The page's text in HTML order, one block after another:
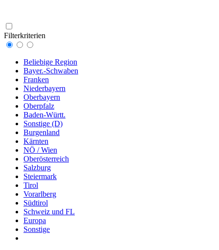
Filterkriterien
Beliebige Region
Bayer.-Schwaben
Franken
Niederbayern
Oberbayern
Oberpfalz
Baden-Württ.
Sonstige (D)
Burgenland
Kärnten
NÖ / Wien
Oberösterreich
Salzburg
Steiermark
Tirol
Vorarlberg
Südtirol
Schweiz und FL
Europa
Sonstige